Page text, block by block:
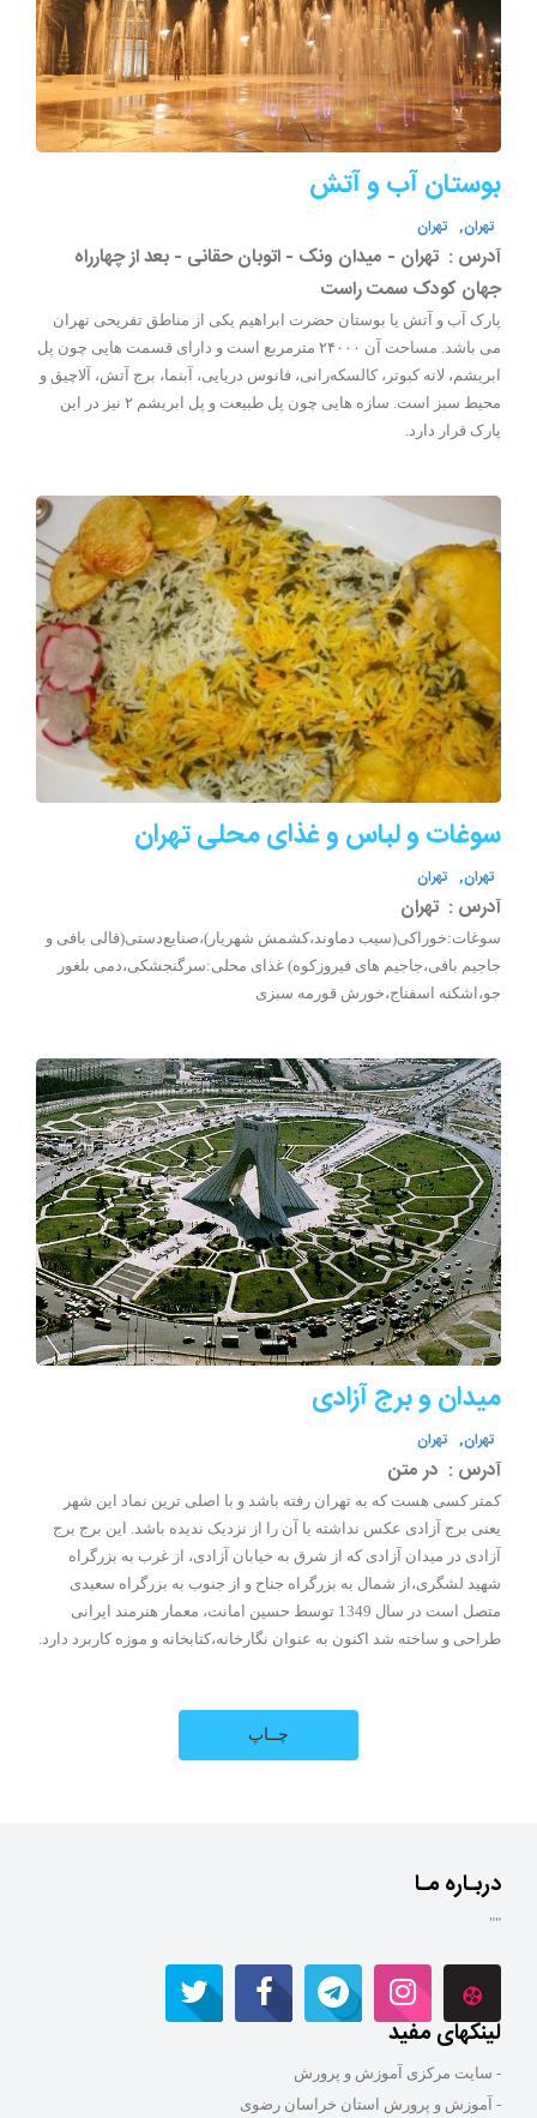
بوستان آب و آتش
تهران, تهران
آدرس : تهران - میدان ونک - اتوبان حقانی - بعد از چهارراه
جهان کودک سمت راست
پارک آب و آتش یا بوستان حضرت ابراهیم یکی از مناطق تفریحی تهران
می باشد. مساحت آن ۲۴۰۰۰ مترمربع است و دارای قسمت هایی چون پل
ابریشم، لانه کبوتر، کالسکه‌رانی، فانوس دریایی، آبنما، برج آتش، آلاچیق و
محیط سبز است. سازه هایی چون پل طبیعت و پل ابریشم ۲ نیز در این
پارک قرار دارد.
سوغات و لباس و غذای محلی تهران
تهران, تهران
آدرس : تهران
سوغات:خوراکی(سیب دماوند،کشمش شهریار)،صنایع‌دستی(قالی بافی و
جاجیم بافی،جاجیم های فیروزکوه) غذای محلی:سرگنجشکی،دمی بلغور
جو،اشکنه اسفناج،خورش قورمه سبزی
میدان و برج آزادی
تهران, تهران
آدرس : در متن
کمتر کسی هست که به تهران رفته باشد و با اصلی ترین نماد این شهر
یعنی برج آزادی عکس نداشته یا آن را از نزدیک ندیده باشد. این برج برج
آزادی در میدان آزادی که از شرق به خیابان آزادی، از غرب به بزرگراه
شهید لشگری،از شمال به بزرگراه جناح و از جنوب به بزرگراه سعیدی
متصل است در سال 1349 توسط حسین امانت، معمار هنرمند ایرانی
طراحی و ساخته شد اکنون به عنوان نگارخانه،کتابخانه و موزه کاربرد دارد.
دربـاره مـا
""
لینکهای مفید
- سایت مرکزی آموزش و پرورش
- آموزش و پرورش استان خراسان رضوی